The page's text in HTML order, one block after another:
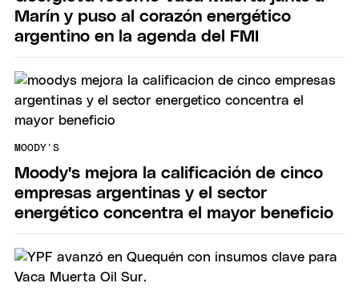
Marín y puso al corazón energético
argentino en la agenda del FMI
MOODY'S
Moody's mejora la calificación de cinco
empresas argentinas y el sector
energético concentra el mayor beneficio